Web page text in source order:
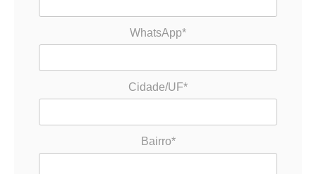
WhatsApp*
Cidade/UF*
Bairro*